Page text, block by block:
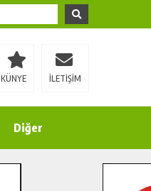
KÜNYE İLETİŞİM
Diğer